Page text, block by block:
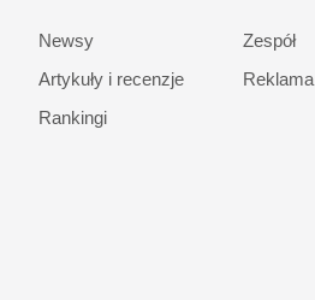
Newsy
Artykuły i recenzje
Rankingi
Zespół
Reklama